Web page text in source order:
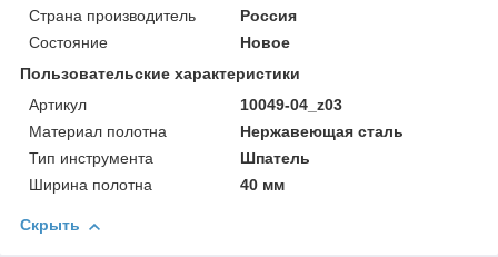
Страна производитель
Россия
Состояние
Новое
Пользовательские характеристики
Артикул
10049-04_z03
Материал полотна
Нержавеющая сталь
Тип инструмента
Шпатель
Ширина полотна
40 мм
Скрыть